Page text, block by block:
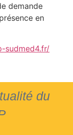
demande
en
sudmed4.fr/
du